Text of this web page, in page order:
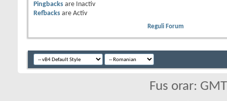
Pingbacks are
Inactiv
Refbacks are Activ
Reguli Forum
Fus orar: